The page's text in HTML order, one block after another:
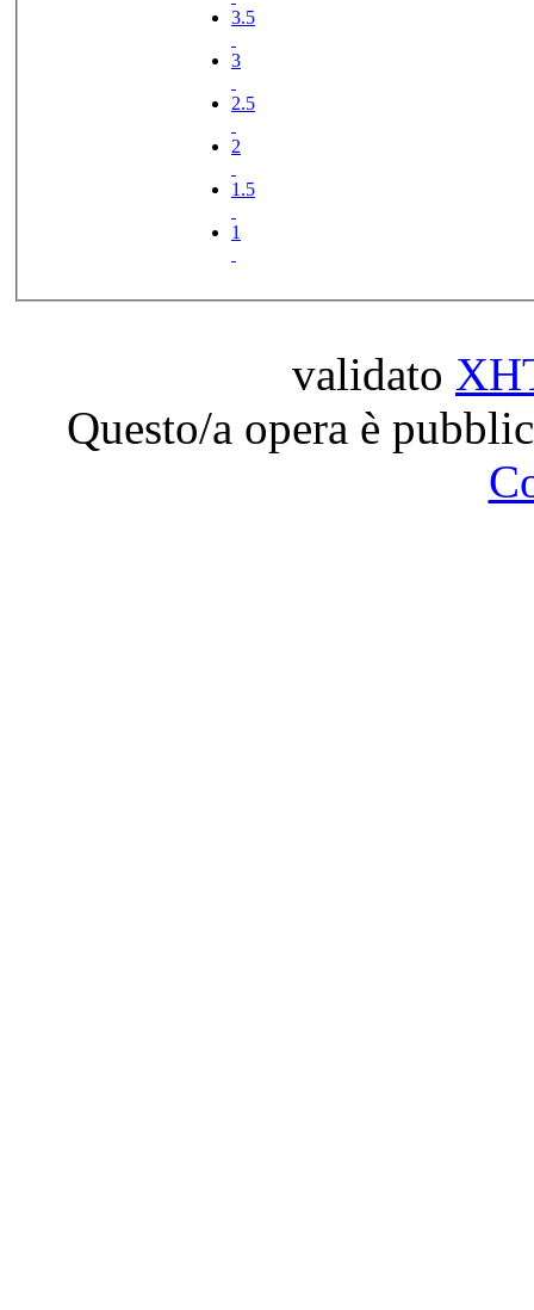
3.5
3
2.5
2
1.5
1
validato
Questo/a opera è